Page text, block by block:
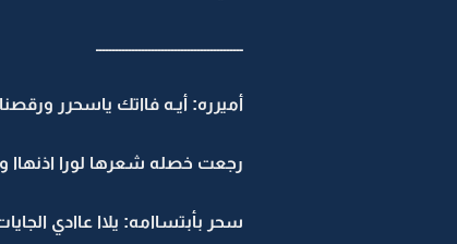
ـــــــــــــــــــــــــــــــــــــــــــــ
أميرره: أيـه فااتك ياسحرر
رجعت خصله شعرها لورا اذنهاا
سحر بأبتساامه: يلاا عاادي